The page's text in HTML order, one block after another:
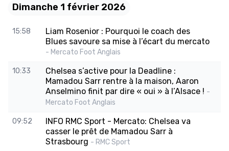
Dimanche 1 février 2026
15:58
Liam Rosenior : Pourquoi le coach des
Blues savoure sa mise à l’écart du mercato
- Mercato Foot Anglais
10:33
Chelsea s’active pour la Deadline :
Mamadou Sarr rentre à la maison, Aaron
Anselmino finit par dire « oui » à l’Alsace ! -
Mercato Foot Anglais
09:52
INFO RMC Sport - Mercato: Chelsea va
casser le prêt de Mamadou Sarr à
Strasbourg - RMC Sport